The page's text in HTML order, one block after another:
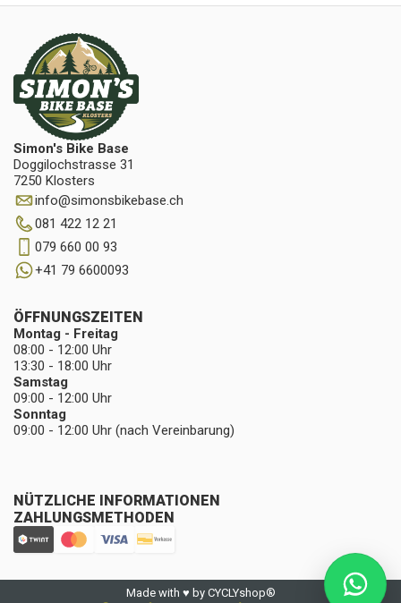
Simon's Bike Base
Doggilochstrasse 31
7250 Klosters
info@simonsbikebase.ch
081 422 12 21
079 660 00 93
+41 79 6600093
NÜTZLICHE INFORMATIONEN
ZAHLUNGSMETHODEN
ÖFFNUNGSZEITEN
Montag - Freitag
08:00 - 12:00 Uhr
13:30 - 18:00 Uhr
Samstag
09:00 - 12:00 Uhr
Sonntag
09:00 - 12:00 Uhr (nach Vereinbarung)
Made with ♥ by CYCLYshop®